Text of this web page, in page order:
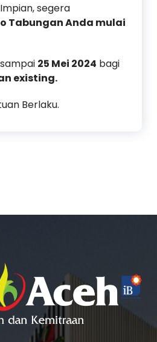
segera
Tabungan Anda mulai
25 Mei 2024 bagi
existing.
Berlaku.